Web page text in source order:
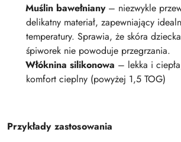
Muślin bawełniany– niezwykle
delikatny materiał, zapewniający
temperatury. Sprawia, że skóra
śpiworek nie powoduje przegrzania.
Włóknina silikonowa – lekka i
komfort cieplny (powyżej 1,5 TOG)
Przykłady zastosowania